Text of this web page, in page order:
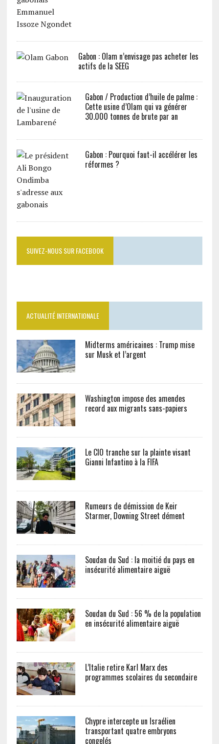
Gabon : Olam n’envisage pas acheter les
actifs de la SEEG
Gabon / Production d’huile de palme :
Cette usine d’Olam qui va générer
30.000 tonnes de brute par an
Gabon : Pourquoi faut-il accélérer les
réformes ?
SUIVEZ-NOUS SUR FACEBOOK
ACTUALITÉ INTERNATIONALE
Midterms américaines : Trump mise
sur Musk et l’argent
Washington impose des amendes
record aux migrants sans-papiers
Le CIO tranche sur la plainte visant
Gianni Infantino à la FIFA
Rumeurs de démission de Keir
Starmer, Downing Street dément
Soudan du Sud : la moitié du pays en
insécurité alimentaire aiguë
Soudan du Sud : 56 % de la population
en insécurité alimentaire aiguë
L’Italie retire Karl Marx des
programmes scolaires du secondaire
Chypre intercepte un Israélien
transportant quatre embryons
congelés